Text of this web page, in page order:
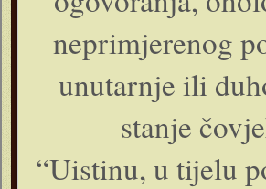
neprimjerenog
unutarnje ili
stanje
“Uistinu, u tijelu